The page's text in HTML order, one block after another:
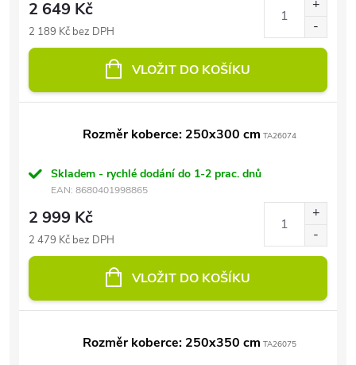
2 649 Kč
2 189 Kč bez DPH
VLOŽIT DO KOŠÍKU
Rozměr koberce: 250x300 cm TA26074
Skladem - rychlé dodání do 1-2 prac. dnů
EAN: 8680401998865
2 999 Kč
2 479 Kč bez DPH
VLOŽIT DO KOŠÍKU
Rozměr koberce: 250x350 cm TA26075